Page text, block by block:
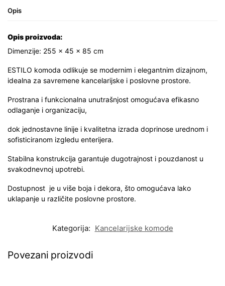
Opis
Opis proizvoda:
Dimenzije: 255 × 45 × 85 cm
ESTILO komoda odlikuje se modernim i elegantnim dizajnom,
idealna za savremene kancelarijske i poslovne prostore.
Prostrana i funkcionalna unutrašnjost omogućava efikasno
odlaganje i organizaciju,
dok jednostavne linije i kvalitetna izrada doprinose urednom i
sofisticiranom izgledu enterijera.
Stabilna konstrukcija garantuje dugotrajnost i pouzdanost u
svakodnevnoj upotrebi.
Dostupnost je u više boja i dekora, što omogućava lako
uklapanje u različite poslovne prostore.
Kategorija: Kancelarijske komode
Povezani proizvodi